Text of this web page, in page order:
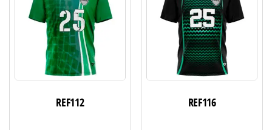
REF112 REF116